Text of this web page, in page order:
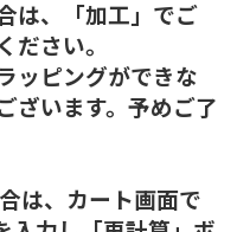
は、「加工」でご
さい。
ッピングができな
ざいます。予めご了
は、カート画面で